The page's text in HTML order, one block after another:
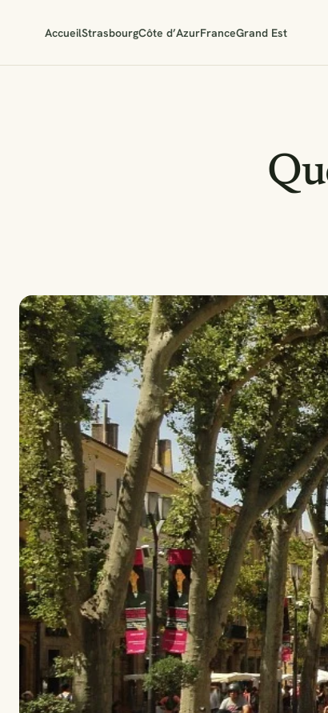
AccueilStrasbourgCôte d’AzurFranceGrand Est